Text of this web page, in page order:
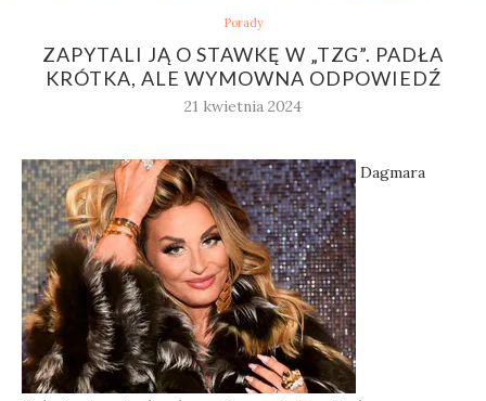
Porady
ZAPYTALI JĄ O STAWKĘ W „TZG”. PADŁA
KRÓTKA, ALE WYMOWNA ODPOWIEDŹ
21 kwietnia 2024
Dagmara